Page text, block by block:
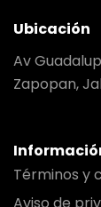
Ubicación
Av
Zapopan,
Términos y
Aviso de